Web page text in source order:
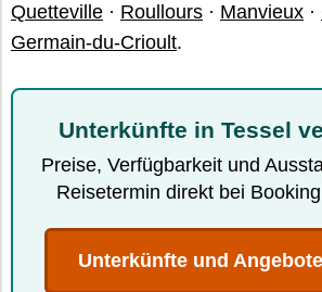
Quetteville · Roullours · Manvieux ·
Germain-du-Crioult.
Unterkünfte in Tessel
Preise, Verfügbarkeit und
Reisetermin direkt bei
Unterkünfte und